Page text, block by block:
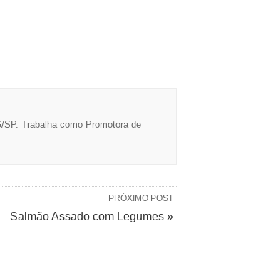
Trabalha como Promotora de
PRÓXIMO POST
Salmão Assado com Legumes »